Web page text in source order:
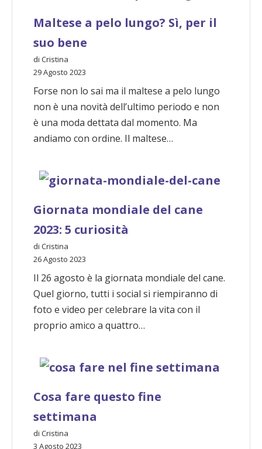
Maltese a pelo lungo? Sì, per il
suo bene
di Cristina
29 Agosto 2023
Forse non lo sai ma il maltese a pelo lungo
non è una novità dell’ultimo periodo e non
è una moda dettata dal momento. Ma
andiamo con ordine. Il maltese…
Giornata mondiale del cane
2023: 5 curiosità
di Cristina
26 Agosto 2023
Il 26 agosto è la giornata mondiale del cane.
Quel giorno, tutti i social si riempiranno di
foto e video per celebrare la vita con il
proprio amico a quattro…
Cosa fare questo fine
settimana
di Cristina
3 Agosto 2023